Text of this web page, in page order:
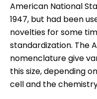
American National
1947, but had been
novelties for some
standardization. The
nomenclature give
this size, depending
cell and the